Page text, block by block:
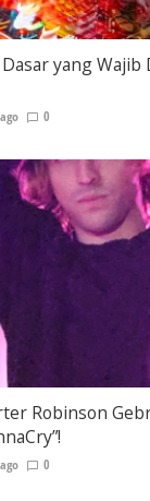
yang Wajib
0
Robinson
0